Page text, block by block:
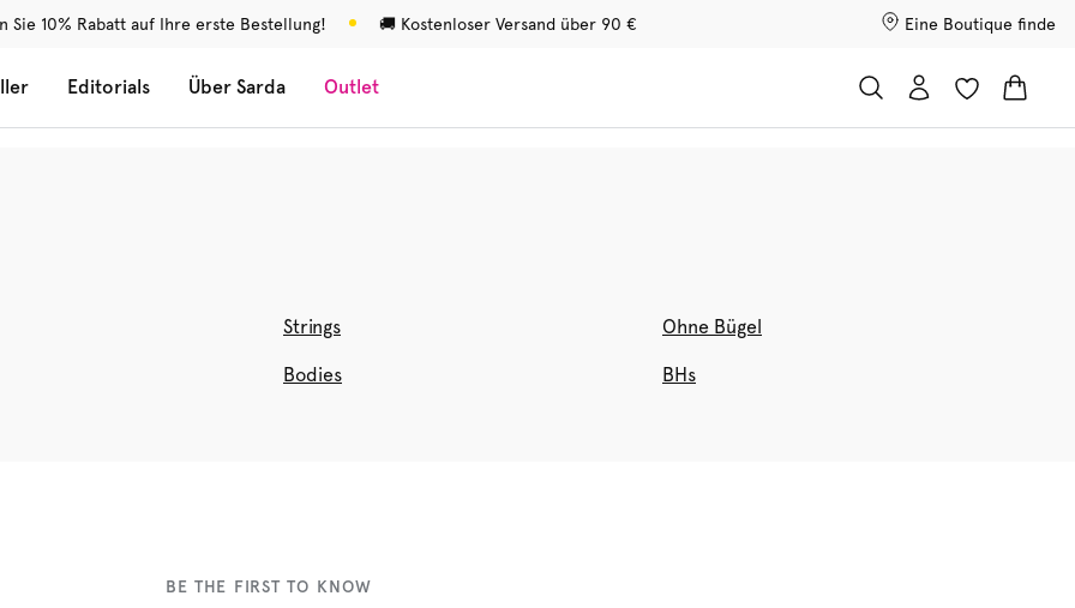
Sie 10% Rabatt auf Ihre erste Bestellung! 🚚 Kostenloser Versand über 90 € Eine Boutique finde
Editorials Über Sarda Outlet
Strings Ohne Bügel
Bodies BHs
BE THE FIRST TO KNOW